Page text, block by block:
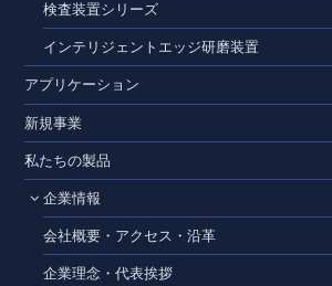
検査装置シリーズ
インテリジェントエッジ研磨装置
アプリケーション
新規事業
私たちの製品
企業情報
会社概要・アクセス・沿革
企業理念・代表挨拶